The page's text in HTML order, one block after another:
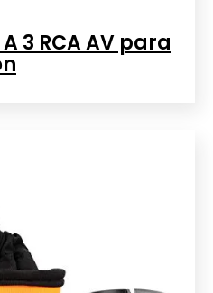
3 RCA AV para